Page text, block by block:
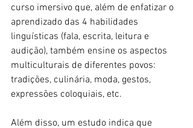
curso imersivo que, além de enfatizar o
aprendizado das 4 habilidades
linguísticas (fala, escrita, leitura e
audição), também ensine os aspectos
multiculturais de diferentes povos:
tradições, culinária, moda, gestos,
expressões coloquiais, etc.
Além disso, um estudo indica que